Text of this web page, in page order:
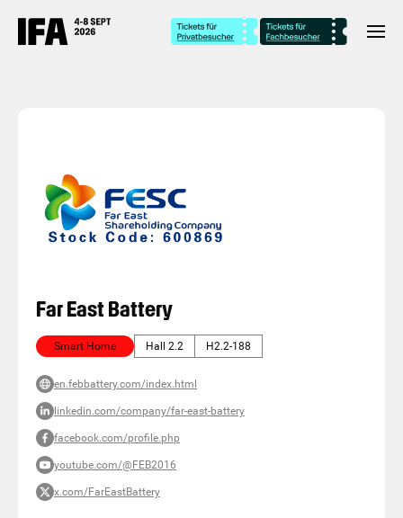
Far East Battery
Smart Home Hall 2.2 H2.2-188
en.febbattery.com/index.html
linkedin.com/company/far-east-battery
facebook.com/profile.php
youtube.com/@FEB2016
x.com/FarEastBattery